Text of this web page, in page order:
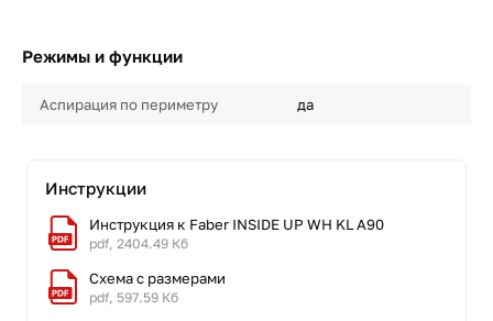
Режимы и функции
Аспирация по периметру да
Инструкции
Инструкция к Faber INSIDE UP WH KL A90
pdf, 2404.49 Кб
Схема с размерами
pdf, 597.59 Кб